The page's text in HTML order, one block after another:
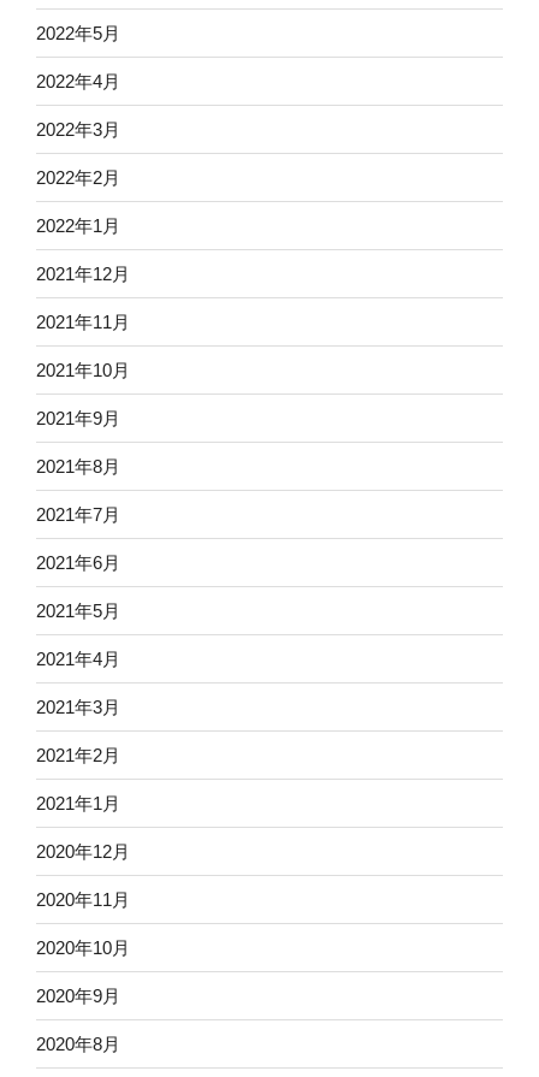
2022年5月
2022年4月
2022年3月
2022年2月
2022年1月
2021年12月
2021年11月
2021年10月
2021年9月
2021年8月
2021年7月
2021年6月
2021年5月
2021年4月
2021年3月
2021年2月
2021年1月
2020年12月
2020年11月
2020年10月
2020年9月
2020年8月